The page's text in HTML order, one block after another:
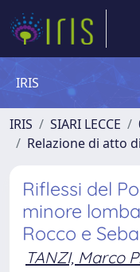
IRIS
IRIS SIARI LECCE
Relazione di atto
Riflessi del
minore
Rocco e
TANZI, Marco